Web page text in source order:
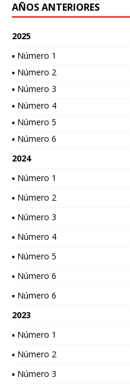
AÑOS ANTERIORES
2025
▪ Número 1
▪ Número 2
▪ Número 3
▪ Número 4
▪ Número 5
▪ Número 6
2024
▪ Número 1
▪ Número 2
▪ Número 3
▪ Número 4
▪ Número 5
▪ Número 6
▪ Número 6
2023
▪ Número 1
▪ Número 2
▪ Número 3